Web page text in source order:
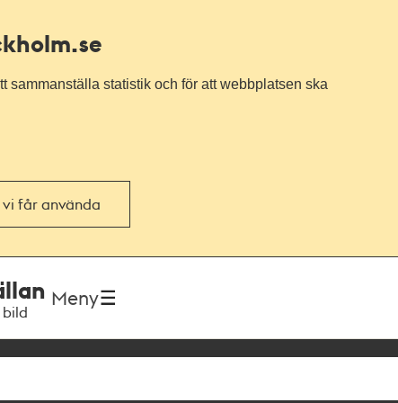
sammanställa statistik och för att webbplatsen ska
får använda
Meny